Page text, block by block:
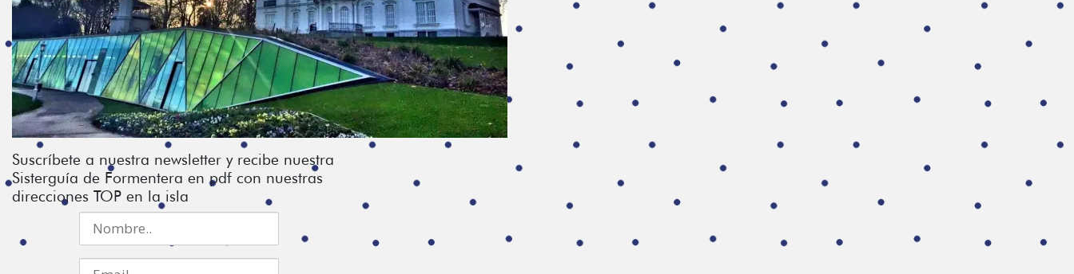
Suscríbete a nuestra newsletter y recibe nuestra
Sisterguía de Formentera en pdf con nuestras
direcciones TOP en la isla